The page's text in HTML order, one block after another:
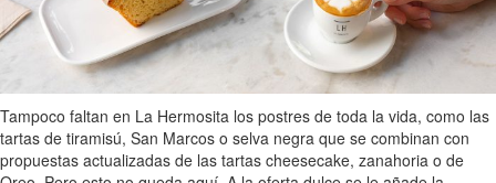
Tampoco faltan en La Hermosita los postres de toda la vida, como las
tartas de tiramisú, San Marcos o selva negra que se combinan con
propuestas actualizadas de las tartas cheesecake, zanahoria o de